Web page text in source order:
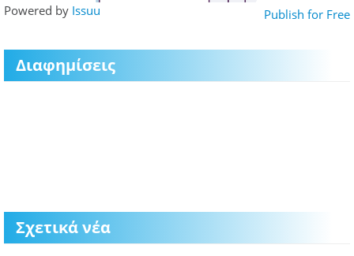
Powered by Issuu Publish for Free
Διαφημίσεις
Σχετικά νέα